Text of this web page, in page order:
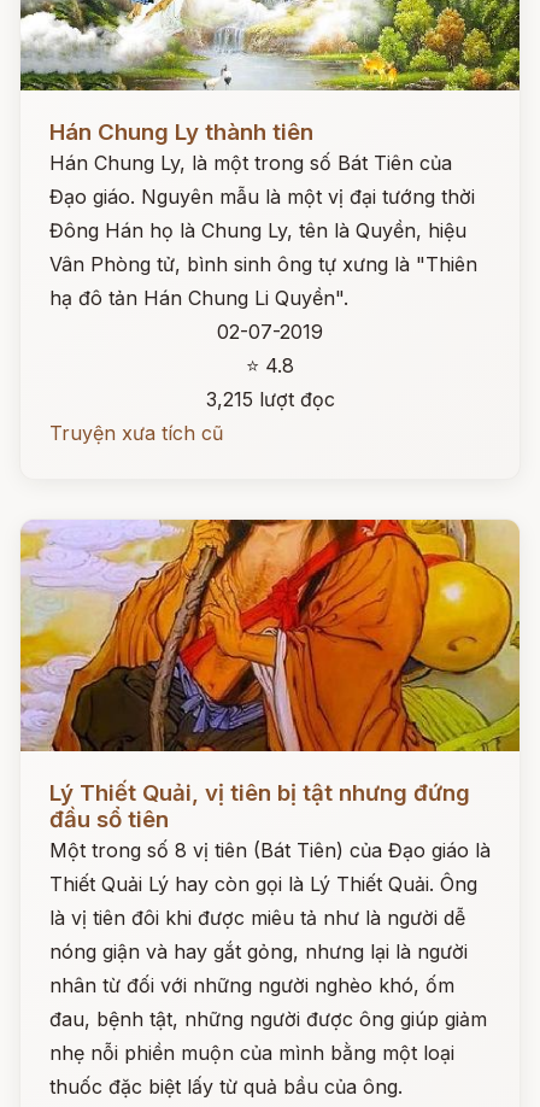
Hán Chung Ly thành tiên
Hán Chung Ly, là một trong số Bát Tiên của
Đạo giáo. Nguyên mẫu là một vị đại tướng thời
Đông Hán họ là Chung Ly, tên là Quyền, hiệu
Vân Phòng tử, bình sinh ông tự xưng là "Thiên
hạ đô tản Hán Chung Li Quyền".
02-07-2019
⭐ 4.8
3,215 lượt đọc
Truyện xưa tích cũ
Lý Thiết Quải, vị tiên bị tật nhưng đứng
đầu sổ tiên
Một trong số 8 vị tiên (Bát Tiên) của Đạo giáo là
Thiết Quải Lý hay còn gọi là Lý Thiết Quải. Ông
là vị tiên đôi khi được miêu tả như là người dễ
nóng giận và hay gắt gỏng, nhưng lại là người
nhân từ đối với những người nghèo khó, ốm
đau, bệnh tật, những người được ông giúp giảm
nhẹ nỗi phiền muộn của mình bằng một loại
thuốc đặc biệt lấy từ quả bầu của ông.